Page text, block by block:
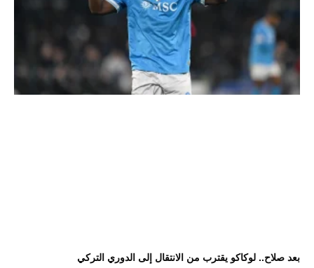
بعد صلاح.. لوكاكو يقترب من الانتقال إلى الدوري التركي